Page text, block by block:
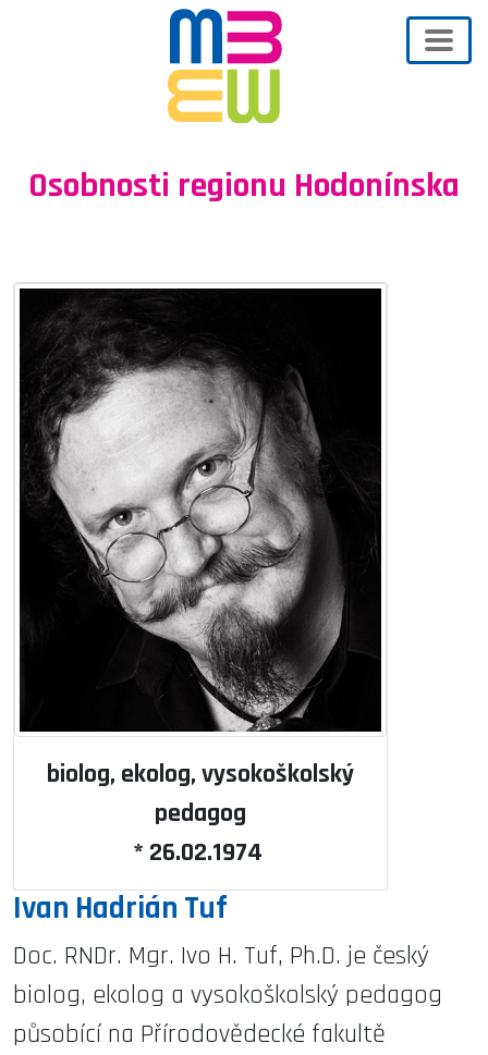
Osobnosti regionu Hodonínska
biolog, ekolog, vysokoškolský
pedagog
* 26.02.1974
Ivan Hadrián Tuf
Doc. RNDr. Mgr. Ivo H. Tuf, Ph.D. je český
biolog, ekolog a vysokoškolský pedagog
působící na Přírodovědecké fakultě